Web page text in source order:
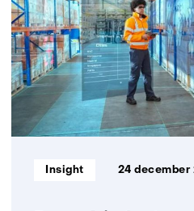
het
Health@Work
concept
inzicht
biedt
voor
een
aanpak
Informatietype:
Insight 24 december